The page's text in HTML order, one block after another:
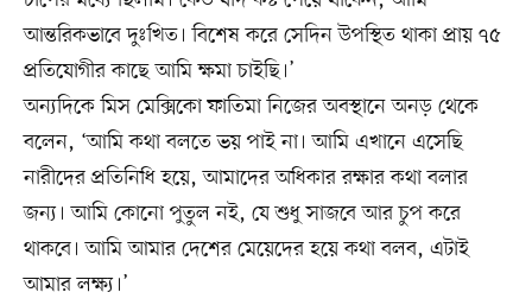
আন্তরিকভাবে দুঃখিত। বিশেষ করে সেদিন উপস্থিত থাকা প্রায় ৭৫
প্রতিযোগীর কাছে আমি ক্ষমা চাইছি।’
অন্যদিকে মিস মেক্সিকো ফাতিমা নিজের অবস্থানে অনড় থেকে
বলেন, ‘আমি কথা বলতে ভয় পাই না। আমি এখানে এসেছি
নারীদের প্রতিনিধি হয়ে, আমাদের অধিকার রক্ষার কথা বলার
জন্য। আমি কোনো পুতুল নই, যে শুধু সাজবে আর চুপ করে
থাকবে। আমি আমার দেশের মেয়েদের হয়ে কথা বলব, এটাই
আমার লক্ষ্য।’